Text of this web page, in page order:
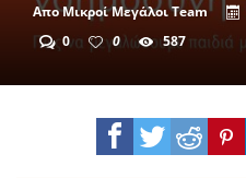
ΑποΜικροί Μεγάλοι Team
0
0 587